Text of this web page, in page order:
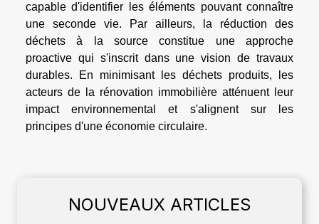
capable d'identifier les éléments pouvant connaître
une seconde vie. Par ailleurs, la réduction des
déchets à la source constitue une approche
proactive qui s'inscrit dans une vision de travaux
durables. En minimisant les déchets produits, les
acteurs de la rénovation immobilière atténuent leur
impact environnemental et s'alignent sur les
principes d'une économie circulaire.
NOUVEAUX ARTICLES